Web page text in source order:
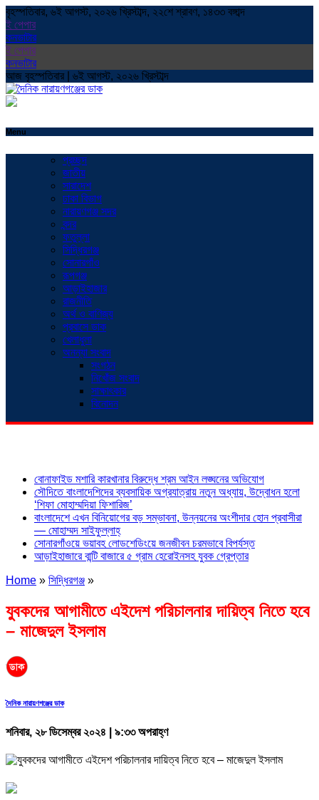
বৃহস্পতিবার, ৬ই আগস্ট, ২০২৬ খ্রিস্টাব্দ, ২২শে শ্রাবণ, ১৪৩৩ বঙ্গাব্দ
ই পেপার
কনভাটার
ই পেপার
কনভাটার
আজ বৃহস্পতিবার | ৬ই আগস্ট, ২০২৬ খ্রিস্টাব্দ
Menu
প্রচ্ছদ
জাতীয়
সারাদেশ
ঢাকা বিভাগ
নারায়ণগঞ্জ সদর
বন্দর
ফতুল্লা
সিদ্ধিরগঞ্জ
সোনারগাঁও
রূপগঞ্জ
আড়াইহাজার
রাজনীতি
অর্থ ও বাণিজ্য
প্রবাসে ডাক
খেলাধুলা
অনন্যা সংবাদ
সংগঠন
নিখোঁজ সংবাদ
সাক্ষাৎকার
বিনোদন
বোনাফাইড মশারি কারখানার বিরুদ্ধে শ্রম আইন লঙ্ঘনের অভিযোগ
সৌদিতে বাংলাদেশিদের ব্যবসায়িক অগ্রযাত্রায় নতুন অধ্যায়, উদ্বোধন হলো
‘শিফা মোহাম্মদিয়া ফিশারিজ’
বাংলাদেশে এখন বিনিয়োগের বড় সম্ভাবনা, উন্নয়নের অংশীদার হোন প্রবাসীরা
— মোহাম্মদ সাইফুল্লাহ্
সোনারগাঁওয়ে ভয়াবহ লোডশেডিংয়ে জনজীবন চরমভাবে বিপর্যস্ত
আড়াইহাজারে বান্টি বাজারে ৫ গ্রাম হেরোইনসহ যুবক গ্রেপ্তার
Home » সিদ্ধিরগঞ্জ »
যুবকদের আগামীতে এইদেশ পরিচালনার দায়িত্ব নিতে হবে
– মাজেদুল ইসলাম
দৈনিক নারায়ণগঞ্জের ডাক
শনিবার, ২৮ ডিসেম্বর ২০২৪ | ৯:৩৩ অপরাহ্ণ